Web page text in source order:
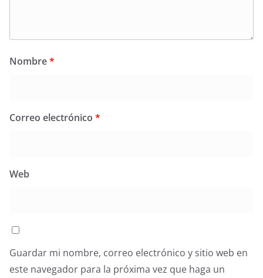
Nombre*
Correo electrónico *
Web
Guardar mi nombre, correo electrónico y sitio web en
este navegador para la próxima vez que haga un